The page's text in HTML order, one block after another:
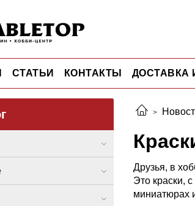
СТАТЬИ КОНТАКТЫ ДОСТАВКА
Друзья, в
Это краски,
миниатюрах